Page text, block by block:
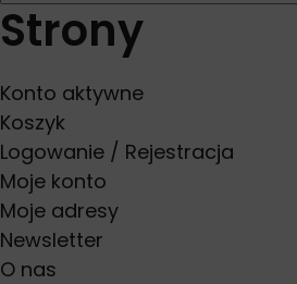
Strony
Konto aktywne
Koszyk
Logowanie / Rejestracja
Moje konto
Moje adresy
Newsletter
O nas